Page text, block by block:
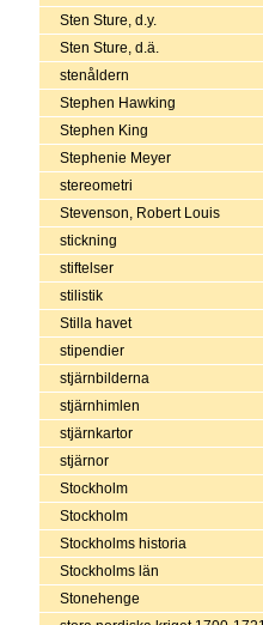
Sten Sture, d.y.
Sten Sture, d.ä.
stenåldern
Stephen Hawking
Stephen King
Stephenie Meyer
stereometri
Stevenson, Robert Louis
stickning
stiftelser
stilistik
Stilla havet
stipendier
stjärnbilderna
stjärnhimlen
stjärnkartor
stjärnor
Stockholm
Stockholm
Stockholms historia
Stockholms län
Stonehenge